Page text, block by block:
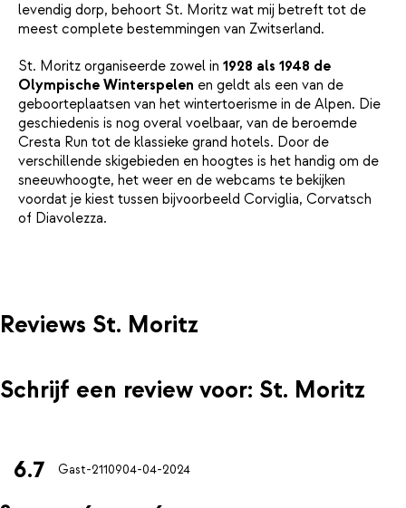
levendig dorp, behoort St. Moritz wat mij betreft tot de
meest complete bestemmingen van Zwitserland.
St. Moritz organiseerde zowel in 1928 als 1948 de
Olympische Winterspelen en geldt als een van de
geboorteplaatsen van het wintertoerisme in de Alpen. Die
geschiedenis is nog overal voelbaar, van de beroemde
Cresta Run tot de klassieke grand hotels. Door de
verschillende skigebieden en hoogtes is het handig om de
sneeuwhoogte, het weer en de webcams te bekijken
voordat je kiest tussen bijvoorbeeld Corviglia, Corvatsch
of Diavolezza.
Reviews St. Moritz
Schrijf een review voor: St. Moritz
6.7 Gast-2110904-04-2024